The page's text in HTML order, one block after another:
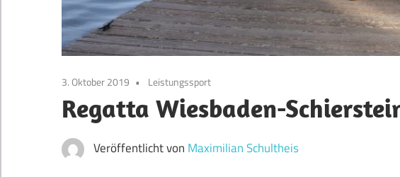
3. Oktober 2019 Leistungssport
Regatta Wiesbaden-
Veröffentlicht von Maximilian Schultheis